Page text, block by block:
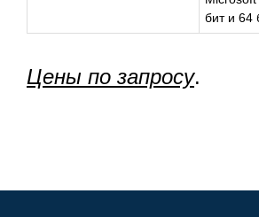
бит и 64
Цены по запросу.